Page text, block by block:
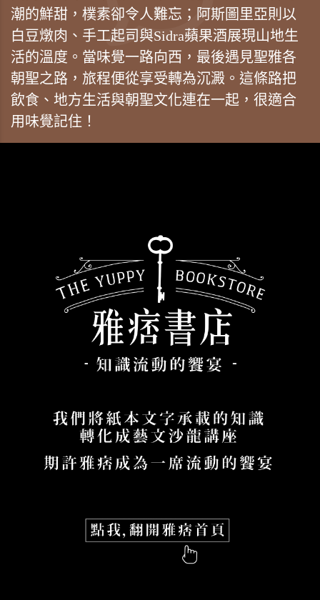
潮的鮮甜，樸素卻令人難忘；阿斯圖里亞則以
白豆燉肉、手工起司與Sidra蘋果酒展現山地生
活的溫度。當味覺一路向西，最後遇見聖雅各
朝聖之路，旅程便從享受轉為沉澱。這條路把
飲食、地方生活與朝聖文化連在一起，很適合
用味覺記住！